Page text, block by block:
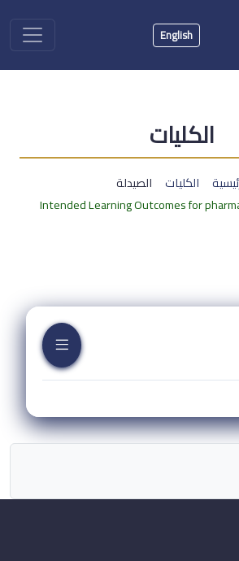
English
الكليات
الكليات
الصيدلة
Intended Learning Outcomes for